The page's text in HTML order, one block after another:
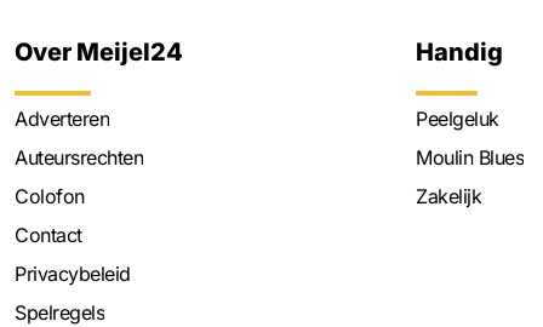
Over Meijel24
Adverteren
Auteursrechten
Colofon
Contact
Privacybeleid
Spelregels
Handig
Peelgeluk
Moulin Blues
Zakelijk